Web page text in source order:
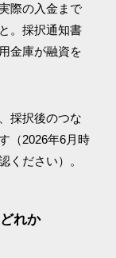
際の入金まで
。採択通知書
金庫が融資を
採択後のつな
（2026年6月時
ください）。
れか